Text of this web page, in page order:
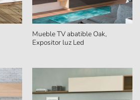
Mueble TV abatible Oak,
Expositor luz Led